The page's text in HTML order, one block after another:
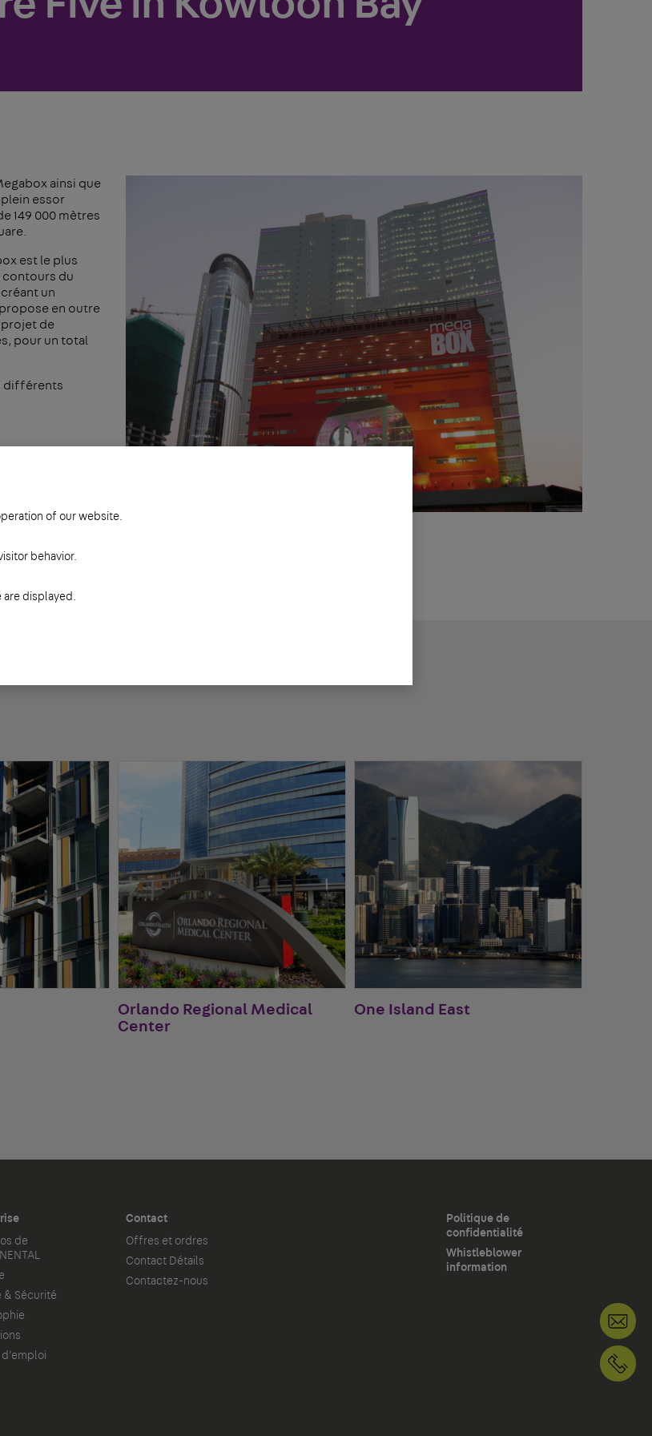
of our website.
behavior.
are displayed.
ainsi que
essor
149 000 mètres
est le plus
contours du
un
en outre
projet de
pour un total
différents
Orlando Regional Medical
Center
One Island East
de
& Sécurité
Contact
Offres et ordres
Contact Détails
Contactez-nous
Politique de
confidentialité
Whistleblower
information